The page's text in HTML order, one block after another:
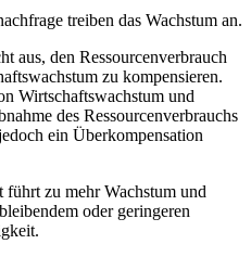
treiben das Wachstum an.
aus, den Ressourcenverbrauch
zu kompensieren.
Wirtschaftswachstum und
des Ressourcenverbrauchs
ein Überkompensation
zu mehr Wachstum und
oder geringeren